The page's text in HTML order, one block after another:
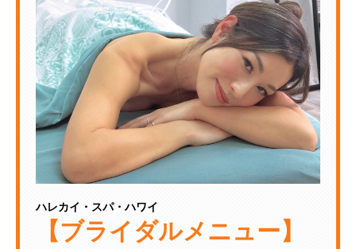
ハレカイ・スパ・ハワイ
【ブライダルメニュー】